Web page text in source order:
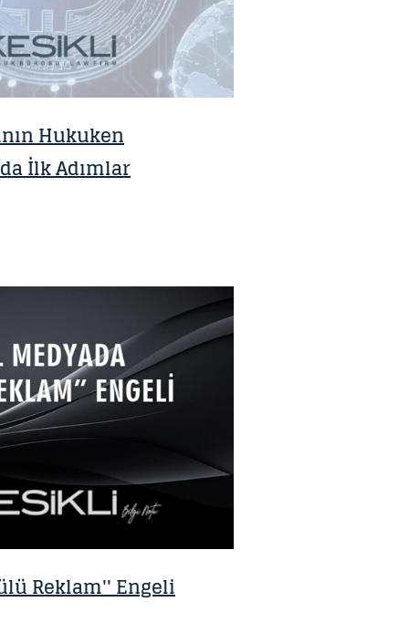
Hukuken
İlk Adımlar
Reklam'' Engeli